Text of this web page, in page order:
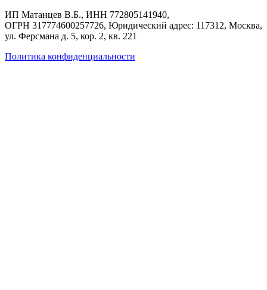
ИП Матанцев В.Б., ИНН 772805141940,
ОГРН 317774600257726, Юридический адрес: 117312, Москва,
ул. Ферсмана д. 5, кор. 2, кв. 221
Политика конфиденциальности